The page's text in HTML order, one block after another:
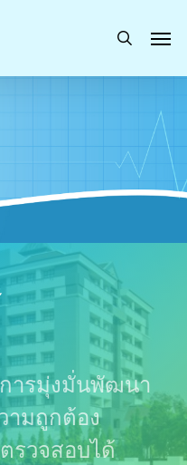
search
ารมุ่งมั่นพัฒนา
ามถูกต้อง
รวจสอบได้